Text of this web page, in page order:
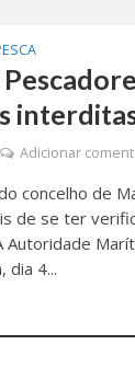
Adicionar
concelho de
de se ter
Autoridade
dia 4...